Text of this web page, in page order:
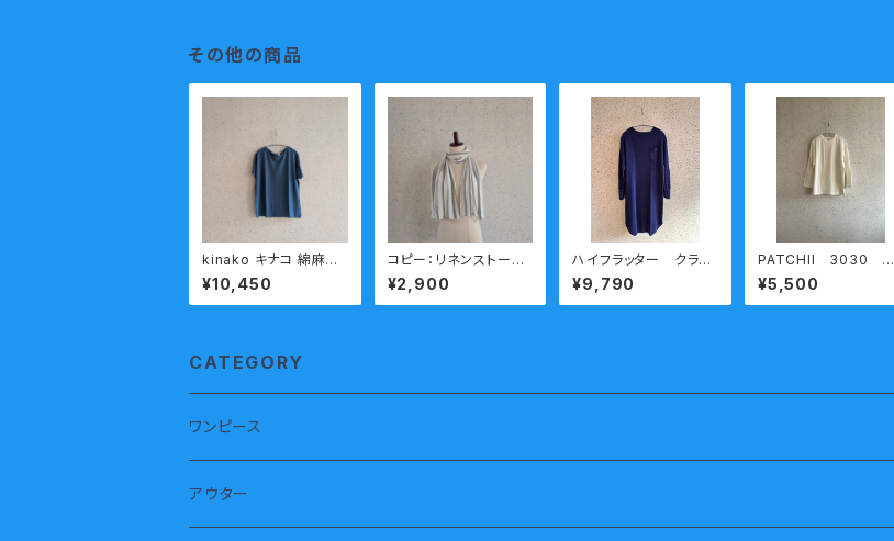
その他の商品
kinako キナコ 綿麻天
竺 半袖 Tシャツ LCT-
HT37 ブルー
¥10,450
コピー：リネンストー
ル マフラー 和歌山
ニット 日本製 kirip
pa ボーダー(小) ホ
¥2,900
ハイフラッター クラシ
ックワッフルワンピー
ス ネイビー
¥9,790
PATCHII 3030 丸
胴天竺七分袖Ｔシャツ
ホワイト XXL 熟成コ
ットン 今城メリヤス
¥5,500
CATEGORY
ワンピース
半袖
アウター